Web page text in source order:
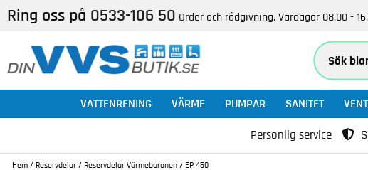
Ring oss på 0533-106 50 Order och rådgivning. Vardagar 08.00 -
VATTENRENING VÄRME PUMPAR SANITET
Personlig service
Hem / Reservdelar / Reservdelar Värmebaronen / EP 450